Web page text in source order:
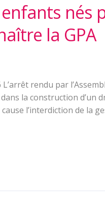
nés
la GPA
rendu par
la construction d’un
l’interdiction de la